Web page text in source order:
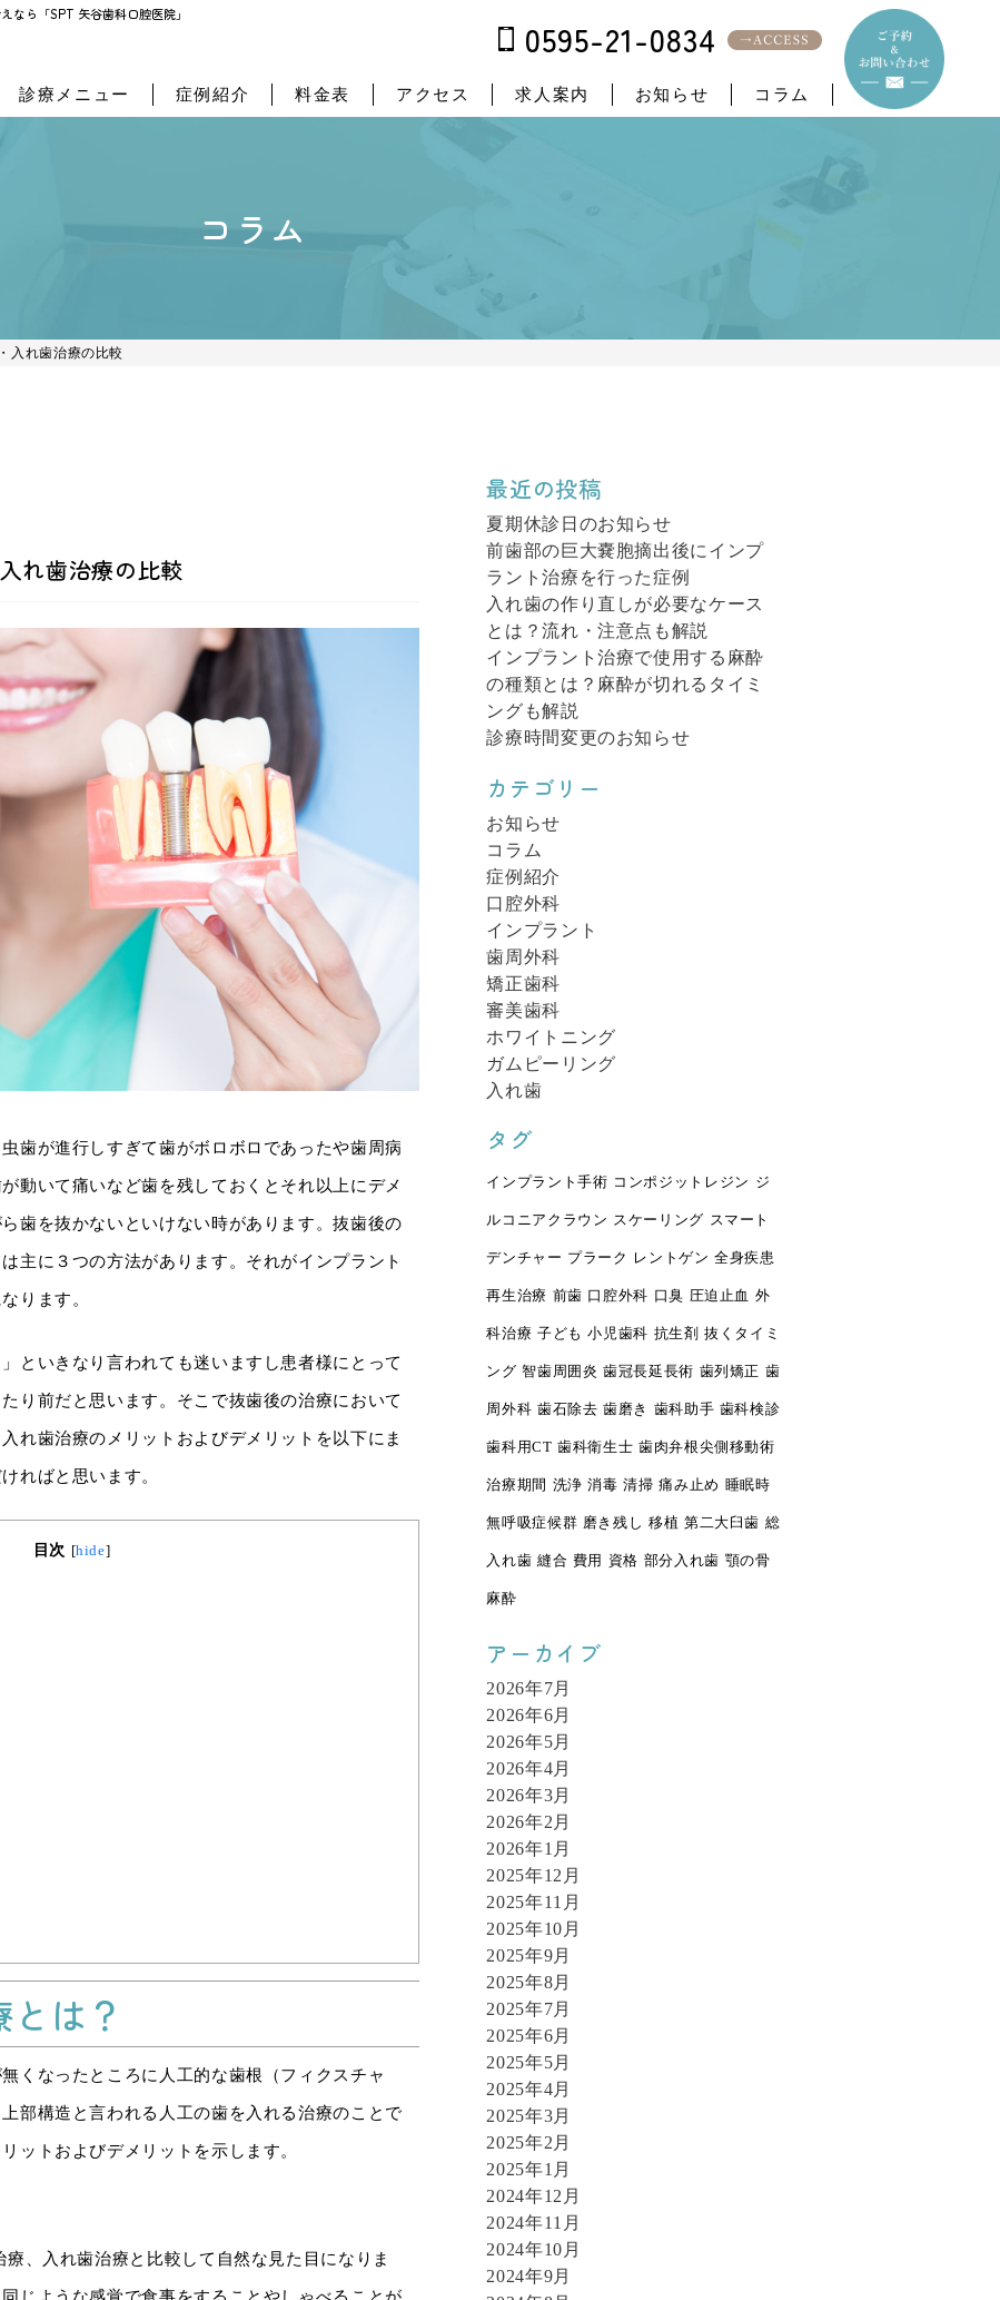
「SPT 矢谷歯科口腔医院」
なら「SPT 矢谷歯科口腔医院」
0595-21-0834
診療メニュー 症例紹介 料金表 アクセス 求人案内 お知らせ コラム
コラム
入れ歯治療の比較
れ歯治療の比較
歯が進行しすぎて歯がボロボロであったや歯周病
動いて痛いなど歯を残しておくとそれ以上にデメ
歯を抜かないといけない時があります。抜歯後の
主に３つの方法があります。それがインプラント
ります。
といきなり言われても迷いますし患者様にとって
り前だと思います。そこで抜歯後の治療において
れ歯治療のメリットおよびデメリットを以下にま
ればと思います。
目次 [hide]
は？
くなったところに人工的な歯根（フィクスチャ
部構造と言われる人工の歯を入れる治療のことで
ットおよびデメリットを示します。
、入れ歯治療と比較して自然な見た目になりま
最近の投稿
夏期休診日のお知らせ
前歯部の巨大嚢胞摘出後にインプ
ラント治療を行った症例
入れ歯の作り直しが必要なケース
とは？流れ・注意点も解説
インプラント治療で使用する麻酔
の種類とは？麻酔が切れるタイミ
ングも解説
診療時間変更のお知らせ
カテゴリー
お知らせ
コラム
症例紹介
口腔外科
インプラント
歯周外科
矯正歯科
審美歯科
ホワイトニング
ガムピーリング
入れ歯
タグ
インプラント手術 コンポジットレジン ジ
ルコニアクラウン スケーリング スマート
デンチャー プラーク レントゲン 全身疾患
再生治療 前歯 口腔外科 口臭 圧迫止血 外
科治療 子ども 小児歯科 抗生剤 抜くタイミ
ング 智歯周囲炎 歯冠長延長術 歯列矯正 歯
周外科 歯石除去 歯磨き 歯科助手 歯科検診
歯科用CT 歯科衛生士 歯肉弁根尖側移動術
治療期間 洗浄 消毒 清掃 痛み止め 睡眠時
無呼吸症候群 磨き残し 移植 第二大臼歯 総
入れ歯 縫合 費用 資格 部分入れ歯 顎の骨
麻酔
アーカイブ
2026年7月
2026年6月
2026年5月
2026年4月
2026年3月
2026年2月
2026年1月
2025年12月
2025年11月
2025年10月
2025年9月
2025年8月
2025年7月
2025年6月
2025年5月
2025年4月
2025年3月
2025年2月
2025年1月
2024年12月
2024年11月
2024年10月
2024年9月